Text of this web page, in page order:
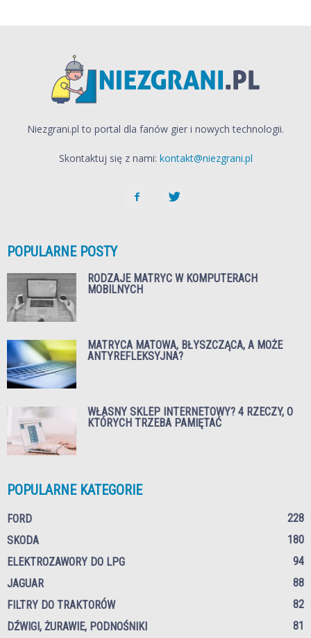
Niezgrani.pl to portal dla fanów gier i nowych technologii.
Skontaktuj się z nami: kontakt@niezgrani.pl
POPULARNE POSTY
RODZAJE MATRYC W KOMPUTERACH
MOBILNYCH
MATRYCA MATOWA, BŁYSZCZĄCA, A MOŻE
ANTYREFLEKSYJNA?
WŁASNY SKLEP INTERNETOWY? 4 RZECZY, O
KTÓRYCH TRZEBA PAMIĘTAĆ
POPULARNE KATEGORIE
FORD
228
SKODA
180
ELEKTROZAWORY DO LPG
94
JAGUAR
88
FILTRY DO TRAKTORÓW
82
DŹWIGI, ŻURAWIE, PODNOŚNIKI
81